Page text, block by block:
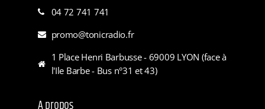
04 72 741 741
promo@tonicradio.fr
1 Place Henri Barbusse - 69009 LYON (face à
l'Ile Barbe - Bus n°31 et 43)